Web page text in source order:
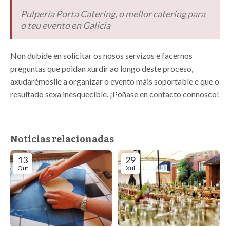
Pulpería Porta Catering, o mellor catering para
o teu evento en Galicia
Non dubide en solicitar os nosos servizos e facernos
preguntas que poidan xurdir ao longo deste proceso,
axudarémoslle a organizar o evento máis soportable e que o
resultado sexa inesquecible. ¡Póñase en contacto connosco!
Noticias relacionadas
13
Out
29
Xul